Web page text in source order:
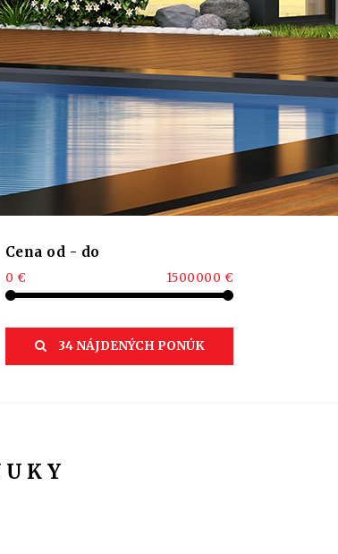
Cena od - do
0 € 1500000 €
34 NÁJDENÝCH PONÚK